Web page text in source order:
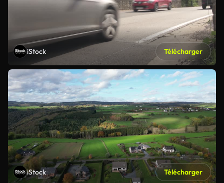
iStock Télécharger
iStock Télécharger